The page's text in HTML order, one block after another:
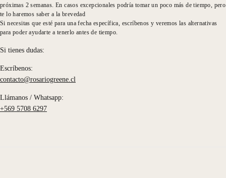
próximas 2 semanas. En casos excepcionales podría tomar un poco más de tiempo, pero
te lo haremos saber a la brevedad
Si necesitas que esté para una fecha específica, escríbenos y veremos las alternativas
para poder ayudarte a tenerlo antes de tiempo.
Si tienes dudas:
Escríbenos:
contacto@rosariogreene.cl
Llámanos / Whatsapp:
+569 5708 6297